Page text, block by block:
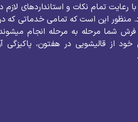
با رعایت تمام نکات و استانداردهای لازم
. منظور این است که تمامی خدماتی که در
فرش شما مرحله به مرحله انجام
خود از قالیشویی در هفتون، پاکیزگی